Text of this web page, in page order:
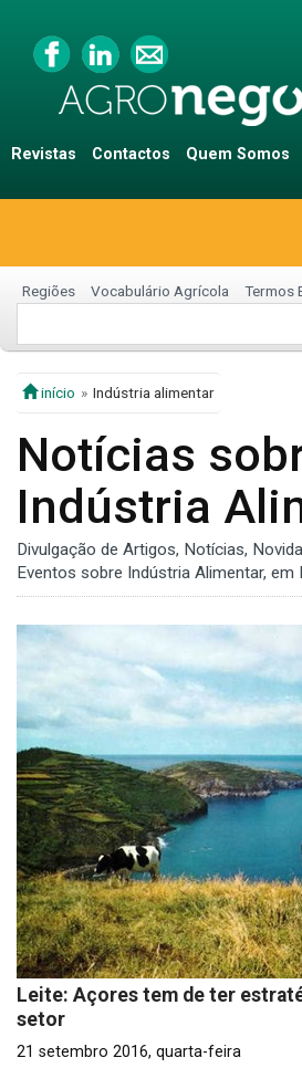
Revistas Contactos Quem Somos
Regiões Vocabulário Agrícola Termos
início Indústria alimentar
Notícias
Indústria
Divulgação de Artigos, Notícias,
Eventos sobre Indústria Alimentar, em
Leite: Açores tem de ter
setor
21 setembro 2016, quarta-feira